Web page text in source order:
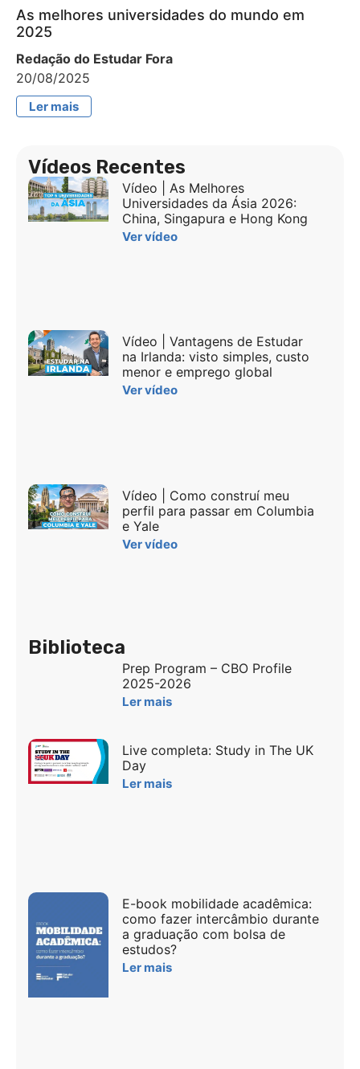
As melhores universidades do mundo em
2025
Redação do Estudar Fora
20/08/2025
Ler mais
Vídeos Recentes
Vídeo | As Melhores
Universidades da Ásia 2026:
China, Singapura e Hong Kong
Ver vídeo
Vídeo | Vantagens de Estudar
na Irlanda: visto simples, custo
menor e emprego global
Ver vídeo
Vídeo | Como construí meu
perfil para passar em Columbia
e Yale
Ver vídeo
Biblioteca
Prep Program – CBO Profile
2025-2026
Ler mais
Live completa: Study in The UK
Day
Ler mais
E-book mobilidade acadêmica:
como fazer intercâmbio durante
a graduação com bolsa de
estudos?
Ler mais